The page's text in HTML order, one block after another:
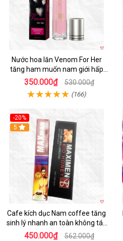
Nước hoa lăn Venom For Her
tăng ham muốn nam giới hấp
dẫn
350.000₫ 530.000₫
(166)
-20%
5
Cafe kích dục Nam coffee tăng
sinh lý nhanh an toàn không tác
dụng phụ
450.000₫ 562.000₫